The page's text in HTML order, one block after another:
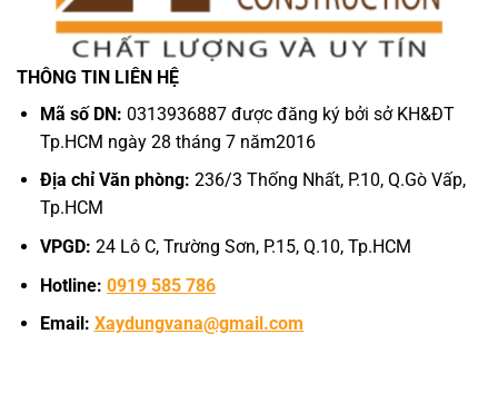
THÔNG TIN LIÊN HỆ
Mã số DN: 0313936887 được đăng ký bởi sở KH&ĐT
Tp.HCM ngày 28 tháng 7 năm2016
Địa chỉ Văn phòng: 236/3 Thống Nhất, P.10, Q.Gò Vấp,
Tp.HCM
VPGD: 24 Lô C, Trường Sơn, P.15, Q.10, Tp.HCM
Hotline: 0919 585 786
Email: Xaydungvana@gmail.com